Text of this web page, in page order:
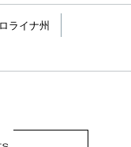
ライナ州